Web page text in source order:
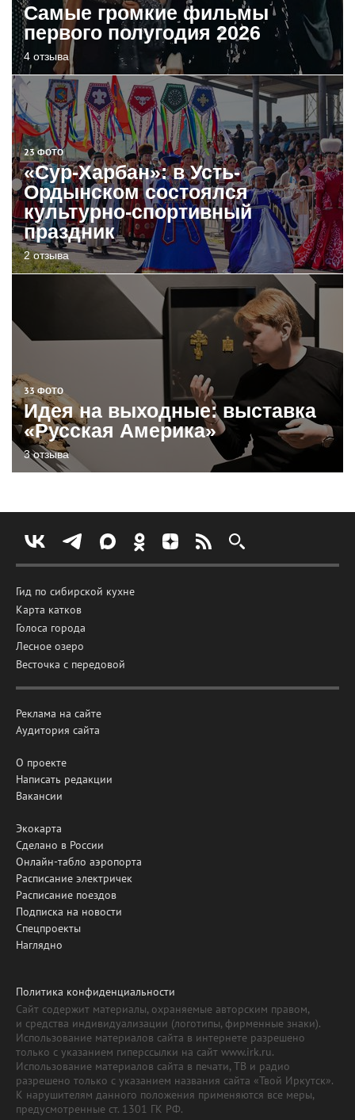
Самые громкие фильмы
первого полугодия 2026
4 отзыва
23 ФОТО
«Сур-Харбан»: в Усть-
Ордынском состоялся
культурно-спортивный
праздник
2 отзыва
33 ФОТО
Идея на выходные: выставка
«Русская Америка»
3 отзыва
Гид по сибирской кухне
Карта катков
Голоса города
Лесное озеро
Весточка с передовой
Реклама на сайте
Аудитория сайта
О проекте
Написать редакции
Вакансии
Экокарта
Сделано в России
Онлайн-табло аэропорта
Расписание электричек
Расписание поездов
Подписка на новости
Спецпроекты
Наглядно
Политика конфиденциальности
Сайт содержит материалы, охраняемые авторским правом,
и средства индивидуализации (логотипы, фирменные знаки).
Использование материалов сайта в интернете разрешено
только с указанием гиперссылки на сайт www.irk.ru.
Использование материалов сайта в печати, ТВ и радио
разрешено только с указанием названия сайта «Твой Иркутск».
К нарушителям данного положения применяются все меры,
предусмотренные ст. 1301 ГК РФ.